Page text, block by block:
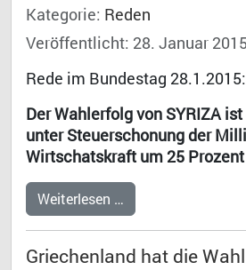
Kategorie: Reden
Veröffentlicht: 28. Januar 2015
Rede im Bundestag 28.1.2015:
Der Wahlerfolg von SYRIZA
unter Steuerschonung der
Wirtschatskraft um 25
Weiterlesen …
Griechenland hat die